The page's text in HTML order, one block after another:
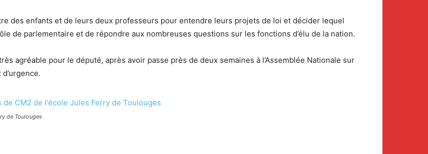
des enfants et de leurs deux professeurs pour entendre leurs projets de loi et décider lequel
de parlementaire et de répondre aux nombreuses questions sur les fonctions d’élu de la nation.
agréable pour le député, après avoir passe près de deux semaines à l’Assemblée Nationale sur
de Toulouges